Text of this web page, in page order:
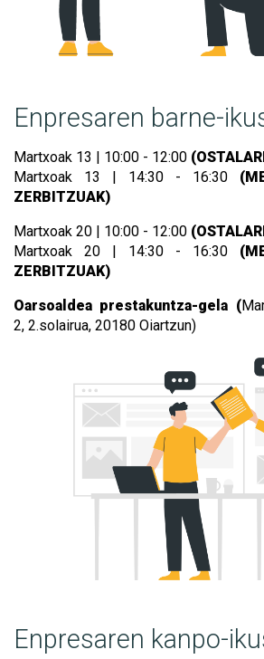
Enpresaren barne-
Martxoak 13 | 10:00 - 12:00
Martxoak 13 | 14:30 - 16:30
ZERBITZUAK)
Martxoak 20 | 10:00 - 12:00
Martxoak 20 | 14:30 - 16:30
ZERBITZUAK)
Oarsoaldea prestakuntza-gela (
2, 2.solairua, 20180 Oiartzun)
Enpresaren kanpo-